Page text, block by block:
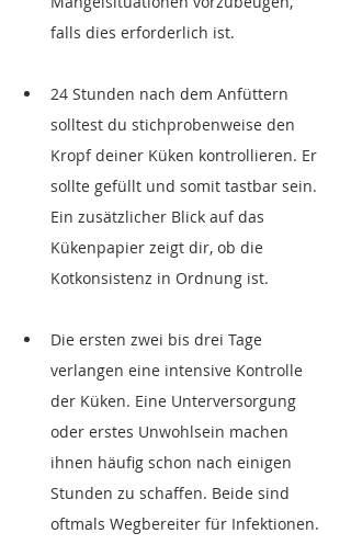
falls dies erforderlich ist.
24 Stunden nach dem Anfüttern
solltest du stichprobenweise den
Kropf deiner Küken kontrollieren. Er
sollte gefüllt und somit tastbar sein.
Ein zusätzlicher Blick auf das
Kükenpapier zeigt dir, ob die
Kotkonsistenz in Ordnung ist.
Die ersten zwei bis drei Tage
verlangen eine intensive Kontrolle
der Küken. Eine Unterversorgung
oder erstes Unwohlsein machen
ihnen häufig schon nach einigen
Stunden zu schaffen. Beide sind
oftmals Wegbereiter für Infektionen.